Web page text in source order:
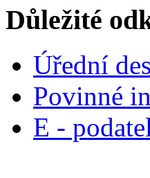
Důležité
Úřední
Povinné
E -